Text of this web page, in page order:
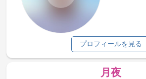
プロフィールを見る
月夜